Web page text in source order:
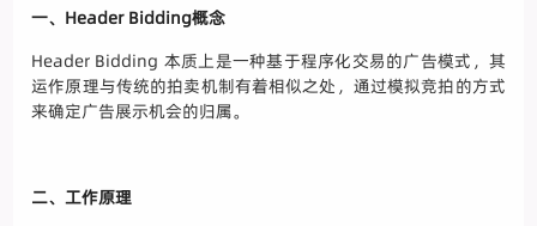
一、Header Bidding概念
Header Bidding 本质上是一种基于程序化交易的广告模式，其
运作原理与传统的拍卖机制有着相似之处，通过模拟竞拍的方式
来确定广告展示机会的归属。
二、工作原理